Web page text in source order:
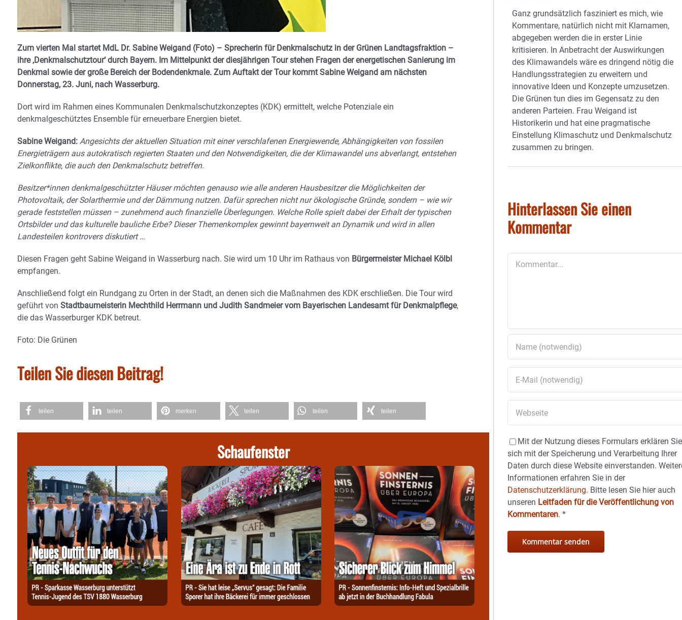
Zum vierten Mal startet MdL Dr. Sabine Weigand (Foto) – Sprecherin für Denkmalschutz in der Grünen Landtagsfraktion –
ihre ‚Denkmalschutztour‘ durch Bayern. Im Mittelpunkt der diesjährigen Tour stehen Fragen der energetischen Sanierung im
Denkmal sowie der große Bereich der Bodendenkmale. Zum Auftakt der Tour kommt Sabine Weigand am nächsten
Donnerstag, 23. Juni, nach Wasserburg.
Dort wird im Rahmen eines Kommunalen Denkmalschutzkonzeptes (KDK) ermittelt, welche Potenziale ein
denkmalgeschütztes Ensemble für erneuerbare Energien bietet.
Sabine Weigand: Angesichts der aktuellen Situation mit einer verschlafenen Energiewende, Abhängigkeiten von fossilen
Energieträgern aus autokratisch regierten Staaten und den Notwendigkeiten, die der Klimawandel uns abverlangt, entstehen
Zielkonflikte, die auch den Denkmalschutz betreffen.
Besitzer*innen denkmalgeschützter Häuser möchten genauso wie alle anderen Hausbesitzer die Möglichkeiten der
Photovoltaik, der Solarthermie und der Dämmung nutzen. Dafür sprechen nicht nur ökologische Gründe, sondern – wie wir
gerade feststellen müssen – zunehmend auch finanzielle Überlegungen. Welche Rolle spielt dabei der Erhalt der typischen
Ortsbilder und das kulturelle bauliche Erbe? Dieser Themenkomplex gewinnt bayernweit an Dynamik und wird in allen
Landesteilen kontrovers diskutiert …
Diesen Fragen geht Sabine Weigand in Wasserburg nach. Sie wird um 10 Uhr im Rathaus von Bürgermeister Michael Kölbl
empfangen.
Anschließend folgt ein Rundgang zu Orten in der Stadt, an denen sich die Maßnahmen des KDK erschließen. Die Tour wird
geführt von Stadtbaumeisterin Mechthild Herrmann und Judith Sandmeier vom Bayerischen Landesamt für Denkmalpflege,
die das Wasserburger KDK betreut.
Foto: Die Grünen
Teilen Sie diesen Beitrag!
teilen teilen merken teilen teilen teilen
Schaufenster
Ganz grundsätzlich fasziniert es mich, wie
Kommentare, natürlich nicht mit Klarnamen,
abgegeben werden die in erster Linie
kritisieren. In Anbetracht der Auswirkungen
des Klimawandels wäre es dringend nötig die
Handlungsstrategien zu erweitern und
innovative Ideen und Konzepte umzusetzen.
Die Grünen tun dies im Gegensatz zu den
anderen Parteien. Frau Weigand ist
Historikerin und hat eine pragmatische
Einstellung Klimaschutz und Denkmalschutz
zusammen zu bringen.
Hinterlassen Sie einen
Kommentar
Mit der Nutzung dieses Formulars erklären Sie
sich mit der Speicherung und Verarbeitung Ihrer
Daten durch diese Website einverstanden.
Informationen erfahren Sie in der
Datenschutzerklärung. Bitte lesen Sie hier auch
unseren Leitfaden für die Veröffentlichung von
Kommentaren.*